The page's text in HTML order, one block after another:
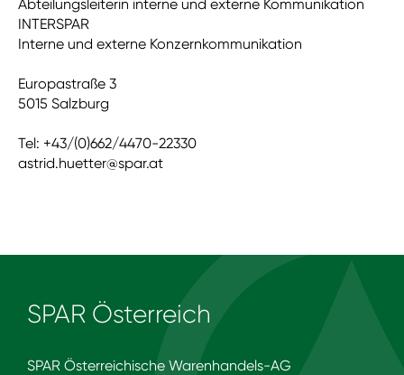
Abteilungsleiterin interne und externe Kommunikation
INTERSPAR
Interne und externe Konzernkommunikation
Europastraße 3
5015 Salzburg
Tel: +43/(0)662/4470-22330
astrid.huetter@spar.at
SPAR Österreich
SPAR Österreichische Warenhandels-AG